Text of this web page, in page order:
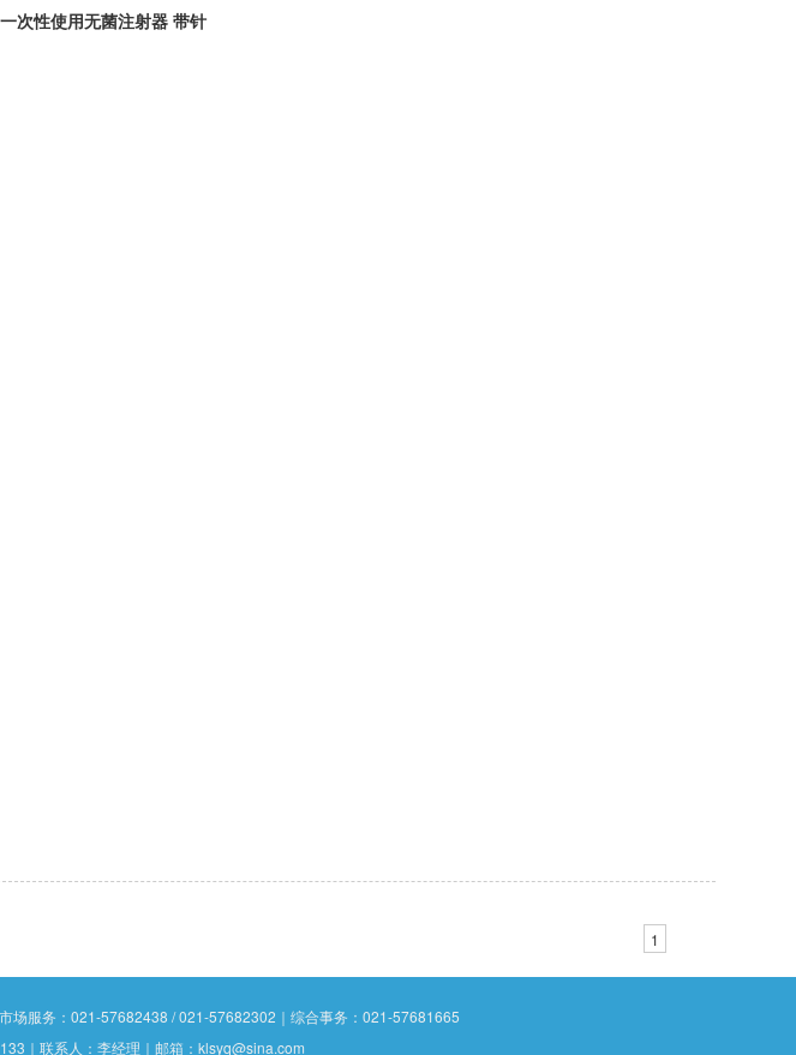
一次性使用无菌注射器 带针
1
场服务：021-57682438 / 021-57682302｜综合事务：021-57681665
｜联系人：李经理｜邮箱：klsyq@sina.com